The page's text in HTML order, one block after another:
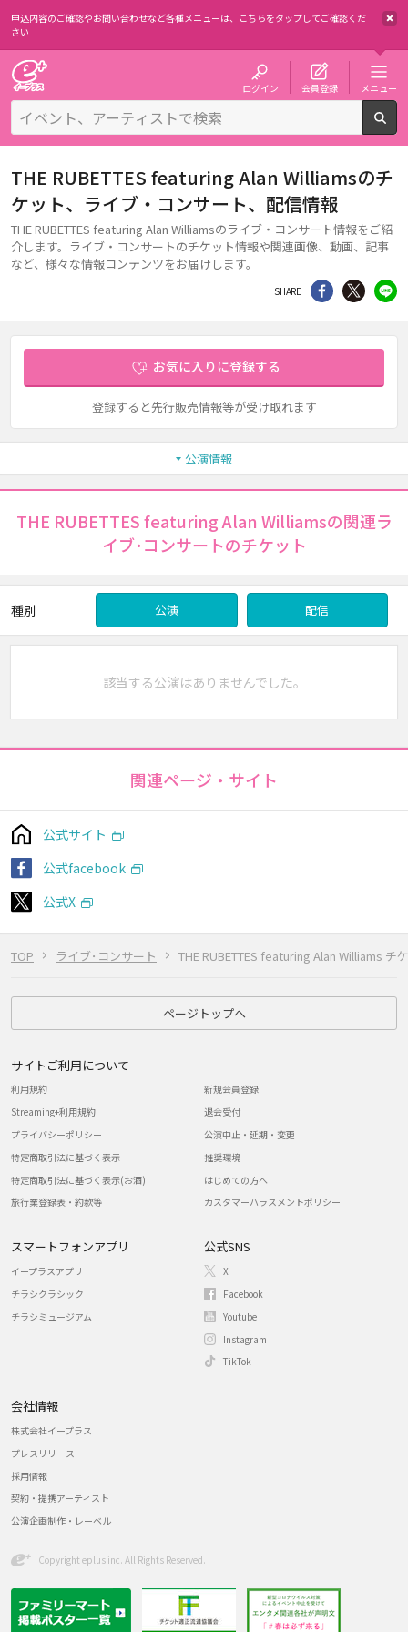
申込内容のご確認やお問い合わせなど各種メニューは、 こちらをタップしてご確認くだ
さい
ログイン 会員登録 メニュー
TOP ライブ･コンサート THE RUBETTES featuring Alan Williams チ
THE RUBETTES featuring Alan Williamsのチ
ケット、ライブ・コンサート、配信情報
THE RUBETTES featuring Alan Williamsのライブ・コンサート情報をご紹
介します。ライブ・コンサートのチケット情報や関連画像、動画、記事
など、様々な情報コンテンツをお届けします。
SHARE シェア Twitter
お気に入りに登録する
登録すると先行販売情報等が受け取れます
公演情報
THE RUBETTES featuring Alan Williamsの関連ラ
イブ･コンサートのチケット
種別 公演 配信
該当する公演はありませんでした。
関連ページ・サイト
公式サイト
公式facebook
公式X
ページトップへ
サイトご利用について
利用規約
Streaming+利用規約
プライバシーポリシー
特定商取引法に基づく表示
特定商取引法に基づく表示(お酒)
旅行業登録表・約款等
新規会員登録
退会受付
公演中止・延期・変更
推奨環境
はじめての方へ
カスタマーハラスメントポリシー
スマートフォンアプリ
イープラスアプリ
チラシクラシック
チラシミュージアム
公式SNS
X
Facebook
Youtube
Instagram
TikTok
会社情報
株式会社イープラス
プレスリリース
採用情報
契約・提携アーティスト
公演企画制作・レーベル
Copyright eplus inc. All Rights Reserved.